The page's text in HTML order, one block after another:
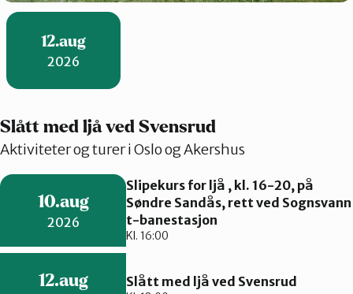
12.aug
2026
Slått med ljå ved Svensrud
Aktiviteter og turer i Oslo og Akershus
10.aug
2026
Slipekurs for ljå , kl. 16-20, på
Søndre Sandås, rett ved Sognsvann
t-banestasjon
Kl. 16:00
12.aug Slått med ljå ved Svensrud